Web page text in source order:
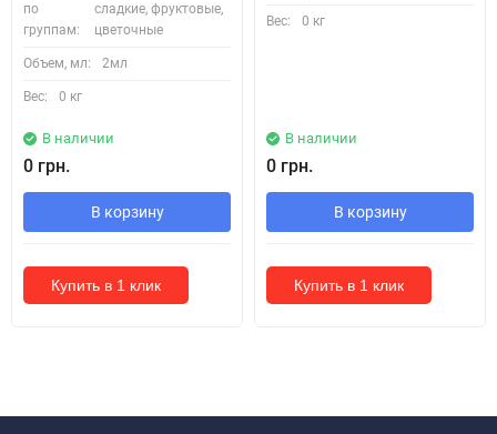
по
группам:
сладкие, фруктовые,
цветочные
Объем, мл: 2мл
Вес: 0 кг
В наличии
0 грн.
В корзину
Купить в 1 клик
Вес: 0 кг
В наличии
0 грн.
В корзину
Купить в 1 клик